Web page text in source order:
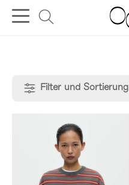
Filter und Sortierung